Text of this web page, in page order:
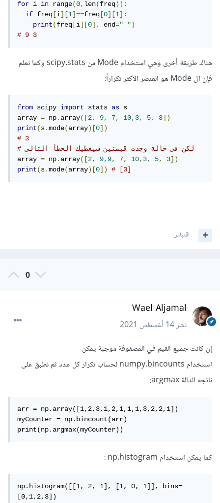
for i in range(0,len(freq)):
if freq [i][1]==freq [0][1]:
print(freq [i][0], end=" ")
# 9 3
هناك طريقة أخرى وهي استخدام Mode من scipy.stats وكما نعلم
فإن ال Mode هو العنصر الأكثر تكراراً:
from scipy import stats as s
array = np.array([2, 9, 7, 10,3, 5, 3])
print(s.mode(array)[0])
# 3
# لكن في حالة وجدت قيمتين سيعطيك الخطأ التالي
array = np.array([2, 9,9, 7, 10,3, 5, 3])
print(s.mode(array)[0]) # [3]
اقتباس
0
Wael Aljamal
نشر14 أغسطس 2021
إن كانت جميع القيم في المصفوفة موجبة يمكن
استخدام numpy.bincounts لحساب تكرار كل عدد ثم نطبق على
ناتجه الدالة argmax:
arr = np.array([1,2,3,1,2,1,1,1,3,2,2,1])
myCounter = np.bincount(arr)
print(np.argmax(myCounter))
كما يمكن استخدام np.histogram :
np.histogram([[1, 2, 1], [1, 0, 1]], bins=
[0,1,2,3])